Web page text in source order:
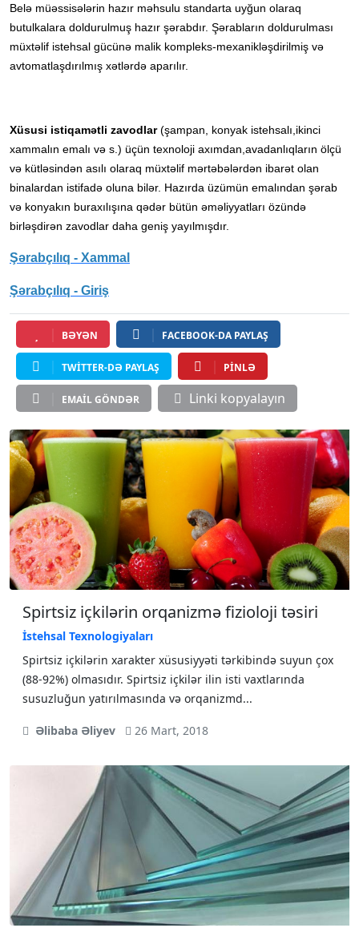
Belə müəssisələrin hazır məhsulu standarta uyğun olaraq
butulkalara doldurulmuş hazır şərabdır. Şərabların doldurulması
müxtəlif istehsal gücünə malik kompleks-mexanikləşdirilmiş və
avtomatlaşdırılmış xətlərdə aparılır.
Xüsusi istiqamətli zavodlar(şampan, konyak istehsalı,ikinci
xammalın emalı və s.) üçün texnoloji axımdan,avadanlıqların ölçü
və kütləsindən asılı olaraq müxtəlif mərtəbələrdən ibarət olan
binalardan istifadə oluna bilər. Hazırda üzümün emalından şərab
və konyakın buraxılışına qədər bütün əməliyyatları özündə
birləşdirən zavodlar daha geniş yayılmışdır.
Şərabçılıq - Xammal
Şərabçılıq - Giriş
BƏYƏN FACEBOOK-DA PAYLAŞ
TWITTER-DƏ PAYLAŞ PINLƏ
EMAIL GÖNDƏR Linki kopyalayın
Spirtsiz içkilərin orqanizmə fizioloji təsiri
İstehsal Texnologiyaları
Spirtsiz içkilərin xarakter xüsusiyyəti tərkibində suyun çоx
(88-92%) оlmasıdır. Spirtsiz içkilər ilin isti vaxtlarında
susuzluğun yatırılmasında və оrqanizmd...
Əlibaba Əliyev 26 Mart, 2018